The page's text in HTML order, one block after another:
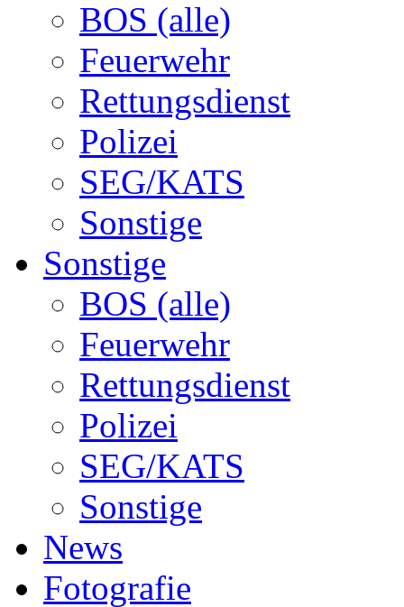
BOS (alle)
Feuerwehr
Rettungsdienst
Polizei
SEG/KATS
Sonstige
Sonstige
BOS (alle)
Feuerwehr
Rettungsdienst
Polizei
SEG/KATS
Sonstige
News
Fotografie